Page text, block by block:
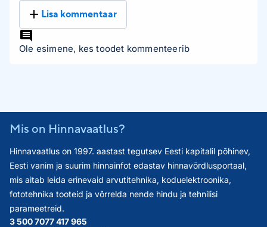
Lisa kommentaar
Ole esimene, kes toodet kommenteerib
Mis on Hinnavaatlus?
Hinnavaatlus on 1997. aastast tegutsev Eesti kapitalil põhinev,
Eesti vanim ja suurim hinnainfot edastav hinnavõrdlusportaal,
mis aitab leida erinevaid arvutitehnika, koduelektroonika,
fototehnika tooteid ja võrrelda nende hindu ja tehnilisi
parameetreid.
3 500 7077 417 965